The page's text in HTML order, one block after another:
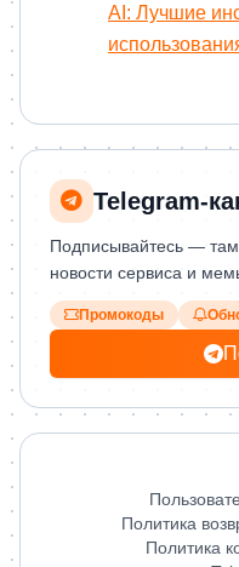
AI: Лучшие
Подписывайтесь —
новости сервиса и
Промокоды
Политика
Политика